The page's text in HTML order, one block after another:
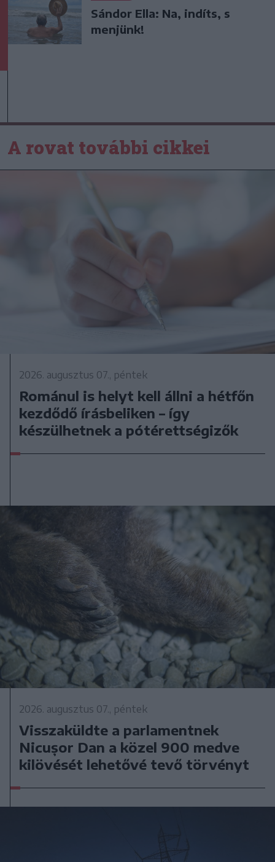
Sándor Ella: Na, indíts, s
menjünk!
A rovat további cikkei
2026. augusztus 07., péntek
Románul is helyt kell állni a hétfőn
kezdődő írásbeliken – így
készülhetnek a pótérettségizők
2026. augusztus 07., péntek
Visszaküldte a parlamentnek
Nicușor Dan a közel 900 medve
kilövését lehetővé tevő törvényt